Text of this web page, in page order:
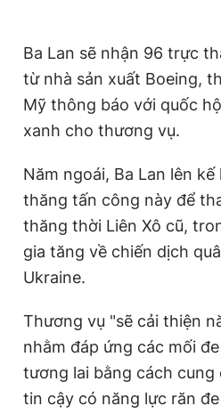
Đặt báo Quảng cáo RSS
Tổng biên tập: Nguyễn Ngọc Toàn
Phó tổng biên tập thường trực: Hải
Phó tổng biên tập: Lâm Hiếu Dũng
Phó tổng biên tập: Trần Việt Hưng
Giấy phép xuất bản số 110/GP -
© 2003-2026 Bản quyền thuộc về
chép dưới mọi hình thức nếu
bản. Phát triển bởi ePi
Ba Lan sẽ nhận 96 trực
từ nhà sản xuất Boeing,
Mỹ thông báo với quốc
xanh cho thương vụ.
Năm ngoái, Ba Lan lên
thăng tấn công này để
thăng thời Liên Xô cũ,
gia tăng về chiến dịch
Ukraine.
Thương vụ "sẽ cải thiện
nhằm đáp ứng các mối
tương lai bằng cách cung
tin cậy có năng lực răn